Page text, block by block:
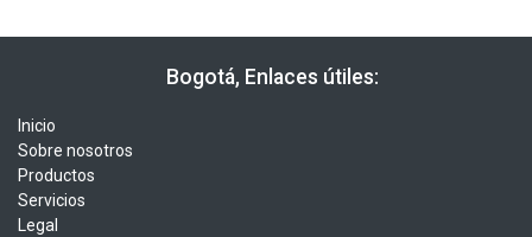
​​ Bogotá, Enlaces útiles:
Inicio
Sobre nosotros
Productos
Servicios
Legal